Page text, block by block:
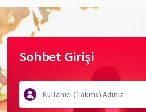
Sohbet Girişi